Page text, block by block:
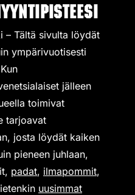
– Tältä sivulta löydät
ympärivuotisesti
jälleen
toimivat
tarjoavat
josta löydät kaiken
pieneen juhlaan,
, padat, ilmapommit,
uusimmat